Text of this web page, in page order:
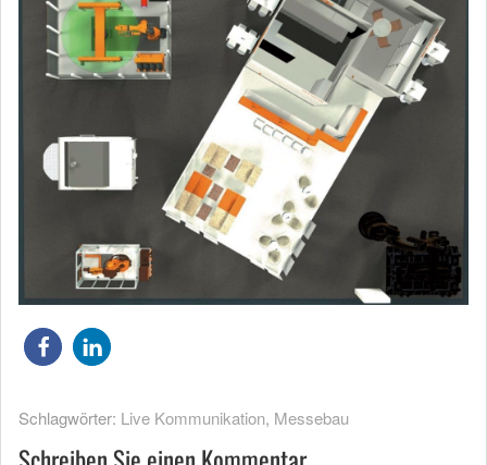
Schlagwörter: Live Kommunikation, Messebau